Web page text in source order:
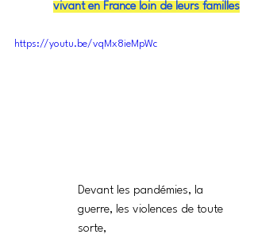
vivant en France loin de leurs familles
https://youtu.be/vqMx8ieMpWc
Devant les pandémies, la
guerre, les violences de toute
sorte,